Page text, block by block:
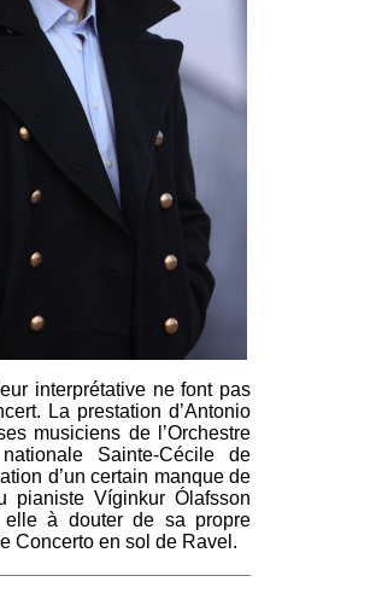
interprétative ne font pas
La prestation d’Antonio
musiciens de l’Orchestre
Sainte-Cécile de
d’un certain manque de
pianiste Víginkur Ólafsson
à douter de sa propre
Concerto en sol de Ravel.